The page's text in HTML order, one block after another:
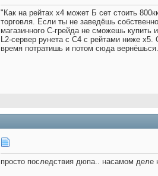
"Как на рейтах х4 может Б сет стоить
торговля. Если ты не заведёшь
магазинного С-грейда не сможешь
L2-сервер рунета с С4 с рейтами ниже
время потратишь и потом сюда
просто последствия дюпа.. насамом деле